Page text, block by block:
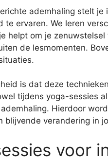
ademhaling stelt
te ervaren. We leren
helpt om je
de lesmomenten.
is dat deze
tijdens yoga-sessies
Hierdoor
blijvende verandering in
voor